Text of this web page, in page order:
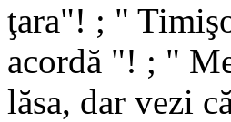
ţara"! ; "
acordă "! ; "
lăsa, dar vezi